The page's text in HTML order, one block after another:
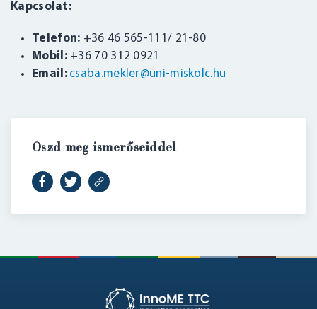
Kapcsolat:
Telefon: +36 46 565-111/ 21-80
Mobil:+36 70 312 0921
Email: csaba.mekler@uni-miskolc.hu
Oszd meg ismerőseiddel